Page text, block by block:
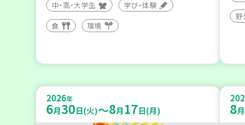
中・高・大学生 学び・体験
食 環境
野
2026年
6月30日(火)～8月 17日(月) 8月